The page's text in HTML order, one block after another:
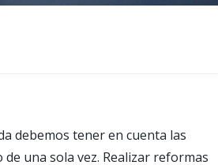
debemos tener en cuenta las
una sola vez. Realizar reformas